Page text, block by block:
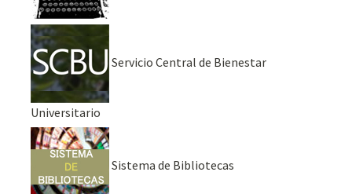
Servicio Central de Bienestar
Universitario
Sistema de Bibliotecas